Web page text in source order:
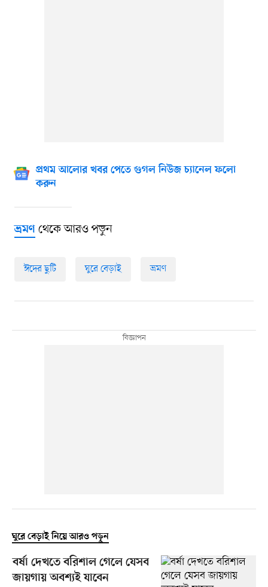
প্রথম আলোর খবর পেতে গুগল নিউজ চ্যানেল ফলো
করুন
ভ্রমণথেকে আরও পড়ুন
ঈদের ছুটি ঘুরে বেড়াই ভ্রমণ
ঘুরে বেড়াই নিয়ে আরও পড়ুন
বর্ষা দেখতে বরিশাল গেলে যেসব
জায়গায় অবশ্যই যাবেন